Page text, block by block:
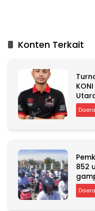
e Konten Terkait
852